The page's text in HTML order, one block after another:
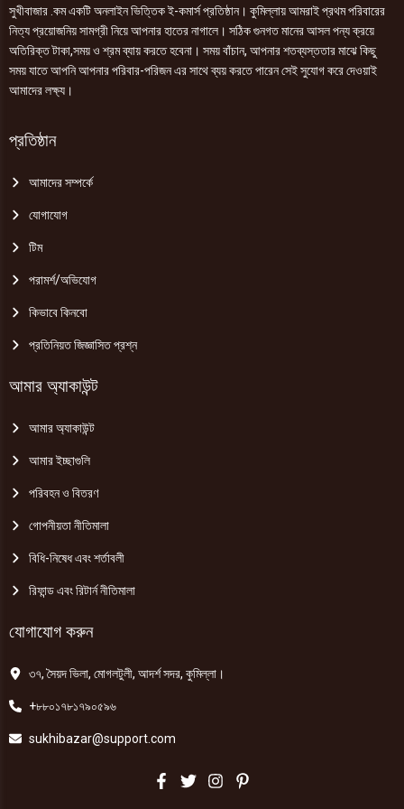
সুখীবাজার .কম একটি অনলাইন ভিত্তিক ই-কমার্স প্রতিষ্ঠান। কুমিল্লায় আমরাই প্রথম পরিবারের
নিত্য প্রয়োজনিয় সামগ্রী নিয়ে আপনার হাতের নাগালে। সঠিক গুনগত মানের আসল পন্য ক্রয়ে
অতিরিক্ত টাকা,সময় ও শ্রম ব্যায় করতে হবেনা। সময় বাঁচান, আপনার শতব্যস্ততার মাঝে কিছু
সময় যাতে আপনি আপনার পরিবার-পরিজন এর সাথে ব্যয় করতে পারেন সেই সুযোগ করে দেওয়াই
আমাদের লক্ষ্য।
প্রতিষ্ঠান
আমাদের সম্পর্কে
যোগাযোগ
টিম
পরামর্শ/অভিযোগ
কিভাবে কিনবো
প্রতিনিয়ত জিজ্ঞাসিত প্রশ্ন
আমার অ্যাকাউন্ট
আমার অ্যাকাউন্ট
আমার ইচ্ছাগুলি
পরিবহন ও বিতরণ
গোপনীয়তা নীতিমালা
বিধি-নিষেধ এবং শর্তাবলী
রিফান্ড এবং রিটার্ন নীতিমালা
যোগাযোগ করুন
৩৭, সৈয়দ ভিলা, মোগলটুলী, আদর্শ সদর, কুমিল্লা।
+৮৮০১৭৮১৭৯০৫৯৬
sukhibazar@support.com